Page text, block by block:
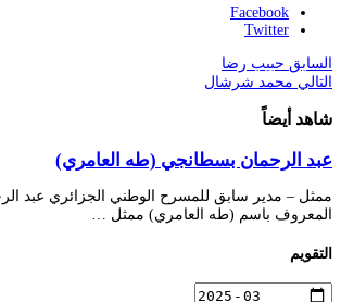
Facebook
Twitter
السابق حبيب رضا
التالي محمد شرشال
شاهد أيضاً
عبد الرحمان بسطانجي (طه العامري)
ممثل – مدير سابق للمسرح الوطني الجزائري عبد
المعروف باسم (طه العامري) ممثل …
التقويم